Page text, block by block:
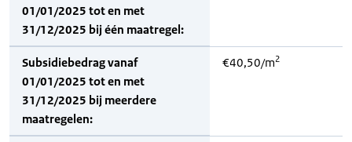
01/01/2025 tot en met
31/12/2025 bij één maatregel:
Subsidiebedrag vanaf
01/01/2025 tot en met
31/12/2025 bij meerdere
maatregelen:
€40,50/m2